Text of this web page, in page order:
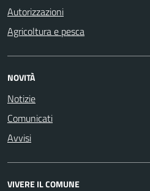
Autorizzazioni
Agricoltura e pesca
NOVITÀ
Notizie
Comunicati
Avvisi
VIVERE IL COMUNE